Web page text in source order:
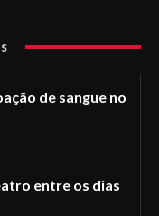
de sangue no
entre os dias